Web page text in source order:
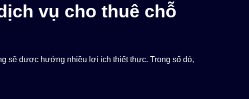
vụ cho thuê chỗ
sẽ được hưởng nhiều lợi ích thiết thực. Trong số đó,